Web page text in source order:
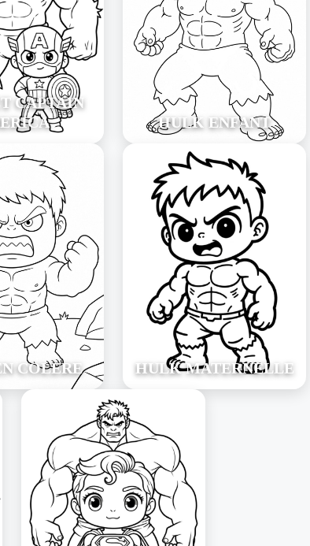
CAPTAIN
HULK ENFANT
COLÈRE HULK MATERNELLE